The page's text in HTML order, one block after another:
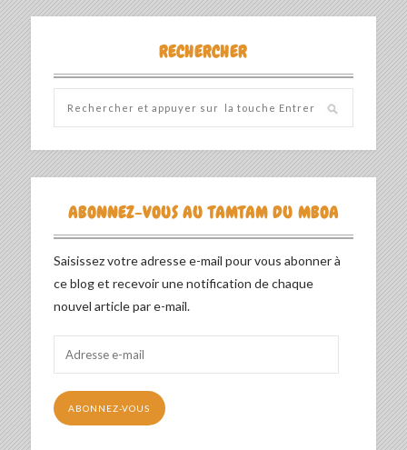
RECHERCHER
ABONNEZ-VOUS AU TAMTAM DU MBOA
Saisissez votre adresse e-mail pour vous abonner à
ce blog et recevoir une notification de chaque
nouvel article par e-mail.
mail
ABONNEZ-VOUS